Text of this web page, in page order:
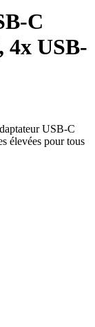
C
USB-
USB-C
élevées pour tous